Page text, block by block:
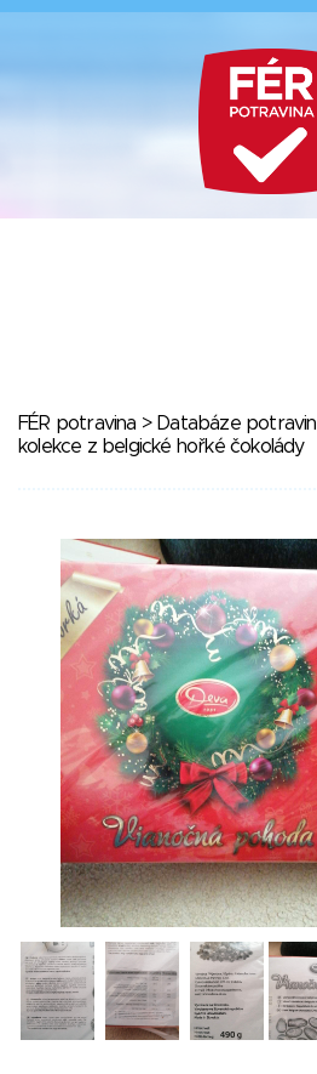
FÉR potravina > Databáze potravin
kolekce z belgické hořké čokolády